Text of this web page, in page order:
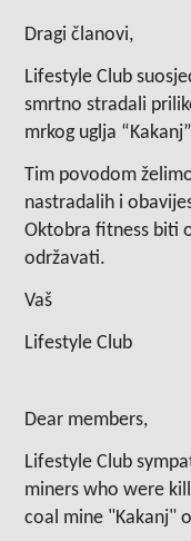
Dragi članovi,
Lifestyle Club
smrtno stradali
mrkog uglja
Tim povodom
nastradalih i
Oktobra fitness biti
održavati.
Vaš
Lifestyle Club
Dear members,
Lifestyle Club
miners who were
coal mine "Kakanj"